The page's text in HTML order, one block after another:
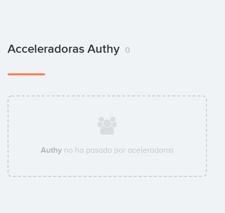
Acceleradoras Authy 0
Authy no ha pasado por aceleradoras